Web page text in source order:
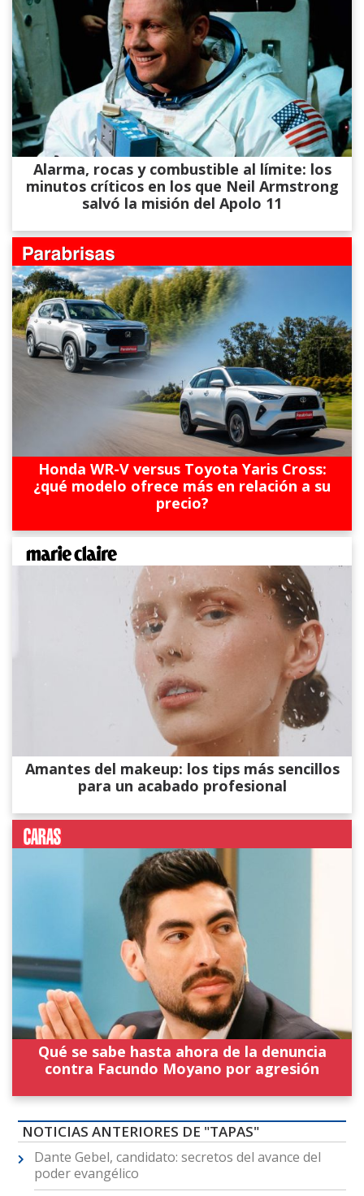
Alarma, rocas y combustible al límite: los
minutos críticos en los que Neil Armstrong
salvó la misión del Apolo 11
Honda WR-V versus Toyota Yaris Cross:
¿qué modelo ofrece más en relación a su
precio?
Amantes del makeup: los tips más sencillos
para un acabado profesional
Qué se sabe hasta ahora de la denuncia
contra Facundo Moyano por agresión
NOTICIAS ANTERIORES DE "TAPAS"
Dante Gebel, candidato: secretos del avance del
poder evangélico